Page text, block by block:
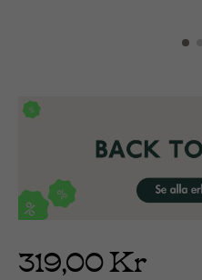
319,00 Kr